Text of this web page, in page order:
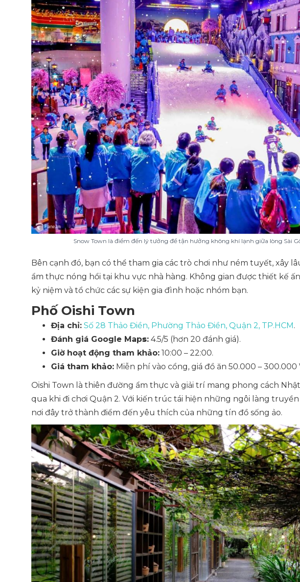
Snow Town là điểm đến lý tưởng để tận hưởng không khí lạnh giữa lòng Sài
Bên cạnh đó, bạn có thể tham gia các trò chơi như ném tuyết, xây
ẩm thực nóng hổi tại khu vực nhà hàng. Không gian được thiết kế
kỷ niệm và tổ chức các sự kiện gia đình hoặc nhóm bạn.
Phố Oishi Town
Địa chỉ: Số 28 Thảo Điền, Phường Thảo Điền, Quận 2, TP.HCM.
Đánh giá Google Maps: 4.5/5 (hơn 20 đánh giá).
Giờ hoạt động tham khảo: 10:00 – 22:00.
Giá tham khảo: Miễn phí vào cổng, giá đồ ăn 50.000 – 300.000
Oishi Town là thiên đường ẩm thực và giải trí mang phong cách
qua khi đi chơi Quận 2. Với kiến trúc tái hiện những ngôi làng
nơi đây trở thành điểm đến yêu thích của những tín đồ sống ảo.